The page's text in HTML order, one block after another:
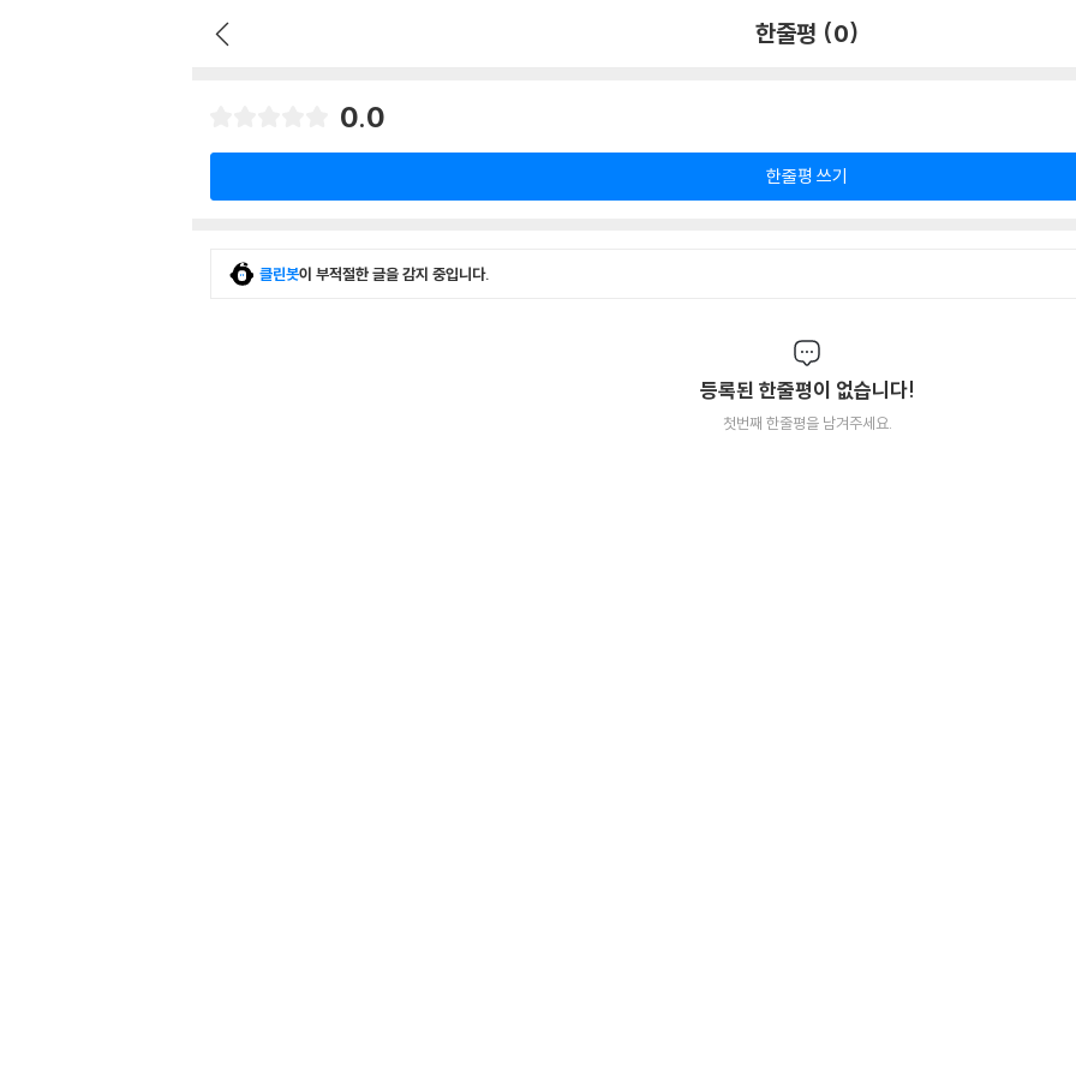
한줄평 (0)
0.0
한줄평 쓰기
클린봇이 부적절한 글을 감지 중입니다.
등록된 한줄평이 없습니다!
첫번째 한줄평을 남겨주세요.